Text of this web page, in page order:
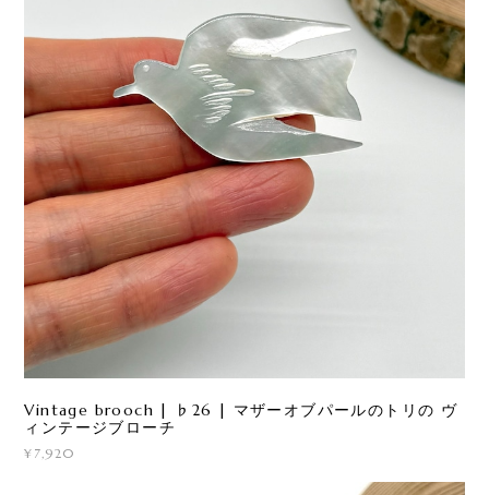
Vintage brooch | ♭26 | マザーオブパールのトリの ヴ
ィンテージブローチ
¥7,920